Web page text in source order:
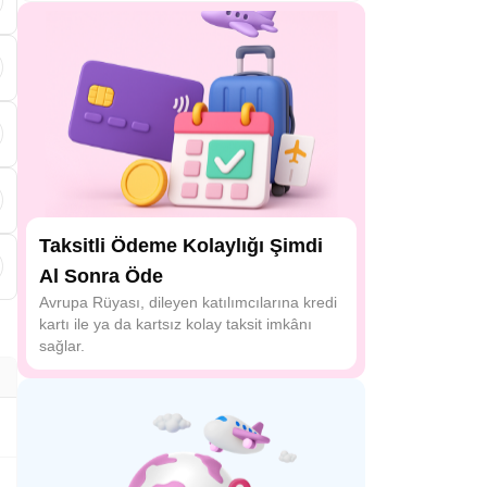
Taksitli Ödeme Kolaylığı Şimdi
Al Sonra Öde
Avrupa Rüyası, dileyen katılımcılarına kredi
kartı ile ya da kartsız kolay taksit imkânı
sağlar.